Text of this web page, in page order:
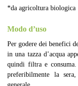
*da agricoltura biologica
Modo d’uso
Per godere dei benefici
in una tazza d’acqua
quindi filtra e
preferibilmente la